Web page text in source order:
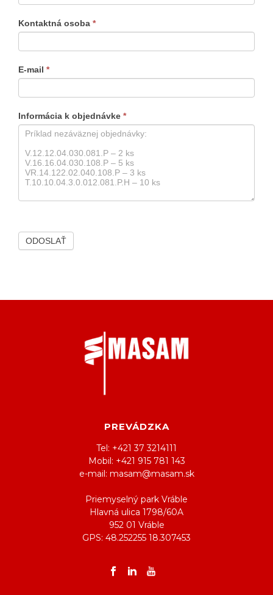
Kontaktná osoba *
E-mail *
Informácia k objednávke *
ODOSLAŤ
PREVÁDZKA
Tel: +421 37 3214111
Mobil: +421 915 781 143
e-mail: masam@masam.sk
Priemyselný park Vráble
Hlavná ulica 1798/60A
952 01 Vráble
GPS: 48.252255 18.307453